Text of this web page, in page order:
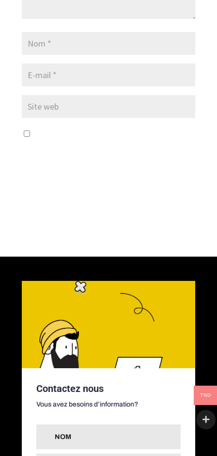
Contactez nous
Vous avez besoins d’information?
TND